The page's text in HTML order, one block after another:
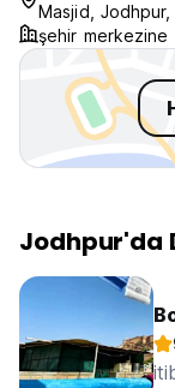
Masjid,
şehir merkezine
Jodhpur'da